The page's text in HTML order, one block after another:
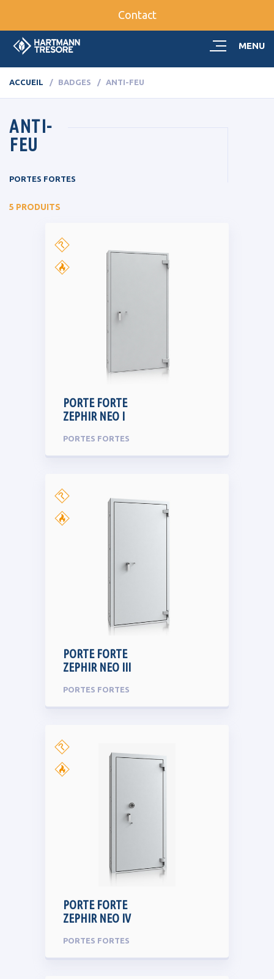
MENU
Contact
ACCUEIL BADGES ANTI-FEU
ANTI-
FEU
PORTES FORTES
5 PRODUITS
PORTE FORTE
ZEPHIR NEO I
PORTES FORTES
PORTE FORTE
ZEPHIR NEO III
PORTES FORTES
PORTE FORTE
ZEPHIR NEO IV
PORTES FORTES